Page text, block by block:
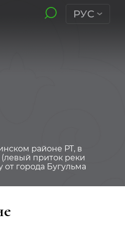
РУС
районе РТ, в
приток реки
от города Бугульма